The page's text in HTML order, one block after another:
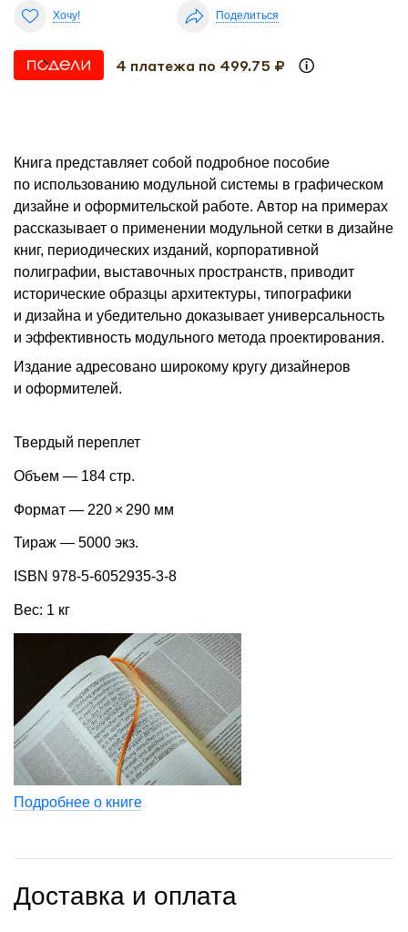
Хочу! Поделиться
4 платежа по 499.75 ₽
Книга представляет собой подробное пособие
по использованию модульной системы в графическом
дизайне и оформительской работе. Автор на примерах
рассказывает о применении модульной сетки в дизайне
книг, периодических изданий, корпоративной
полиграфии, выставочных пространств, приводит
исторические образцы архитектуры, типографики
и дизайна и убедительно доказывает универсальность
и эффективность модульного метода проектирования.
Издание адресовано широкому кругу дизайнеров
и оформителей.
Твердый переплет
Объем — 184 стр.
Формат — 220 × 290 мм
Тираж — 5000 экз.
ISBN 978-5-6052935-3-8
Вес: 1 кг
Подробнее о книге
Доставка и оплата